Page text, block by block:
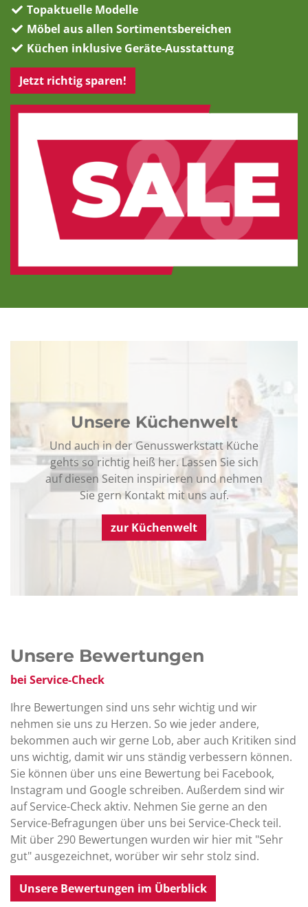
Topaktuelle Modelle
Möbel aus allen Sortimentsbereichen
Küchen inklusive Geräte-Ausstattung
Jetzt richtig sparen!
Unsere Küchenwelt
Und auch in der Genusswerkstatt Küche
gehts so richtig heiß her. Lassen Sie sich
auf diesen Seiten inspirieren und nehmen
Sie gern Kontakt mit uns auf.
zur Küchenwelt
Unsere Bewertungen
bei Service-Check
Ihre Bewertungen sind uns sehr wichtig und wir
nehmen sie uns zu Herzen. So wie jeder andere,
bekommen auch wir gerne Lob, aber auch Kritiken sind
uns wichtig, damit wir uns ständig verbessern können.
Sie können über uns eine Bewertung bei Facebook,
Instagram und Google schreiben. Außerdem sind wir
auf Service-Check aktiv. Nehmen Sie gerne an den
Service-Befragungen über uns bei Service-Check teil.
Mit über 290 Bewertungen wurden wir hier mit "Sehr
gut" ausgezeichnet, worüber wir sehr stolz sind.
Unsere Bewertungen im Überblick